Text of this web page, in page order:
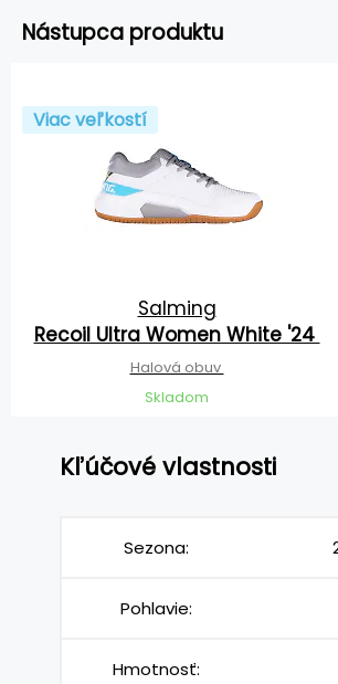
Nástupca produktu
Viac veľkostí
Salming
Recoil Ultra Women White '24
Halová obuv
Skladom
Kľúčové vlastnosti
Sezona:
Pohlavie:
Hmotnosť: